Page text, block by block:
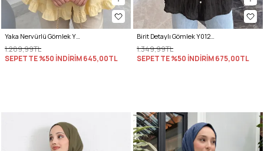
Yaka Nervürlü Gömlek Y0109 - AÇIK SARI
1.289,99TL
SEPETTE %50 İNDİRİM645,00TL
Birit Detaylı Gömlek Y0122 - A. KAHVE
1.349,99TL
SEPETTE %50 İNDİRİM675,00TL